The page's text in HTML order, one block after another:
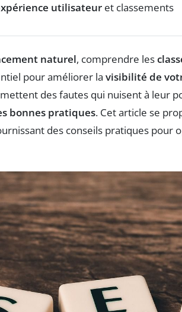
utilisateur et classements
naturel, comprendre les
pour améliorer la visibilité de
des fautes qui nuisent à leur
bonnes pratiques. Cet article se
des conseils pratiques pour